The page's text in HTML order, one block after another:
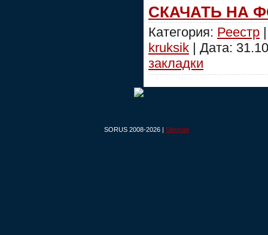
СКАЧАТЬ НА
Категория: Реестр
kruksik | Дата:
закладки
SORUS 2008-2026 | Sitemap